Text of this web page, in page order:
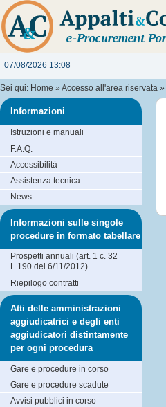
07/08/2026 13:08
Sei qui: Home » Accesso all'area riservata »
Informazioni
Istruzioni e manuali
F.A.Q.
Accessibilità
Assistenza tecnica
News
Informazioni sulle singole
procedure in formato tabellare
Prospetti annuali (art. 1 c. 32
L.190 del 6/11/2012)
Riepilogo contratti
Atti delle amministrazioni
aggiudicatrici e degli enti
aggiudicatori distintamente
per ogni procedura
Gare e procedure in corso
Gare e procedure scadute
Avvisi pubblici in corso